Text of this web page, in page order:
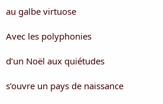
au galbe virtuose
Avec les polyphonies
d’un Noël aux quiétudes
s’ouvre un pays de naissance